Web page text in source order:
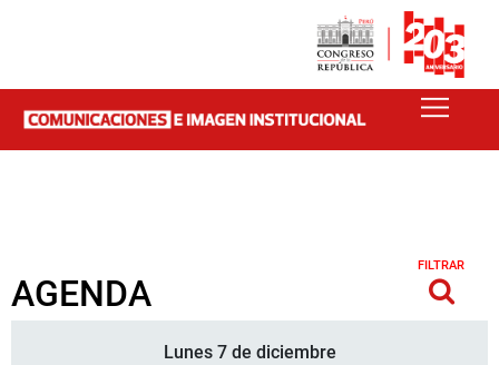
AGENDA
FILTRAR
Lunes 7 de diciembre